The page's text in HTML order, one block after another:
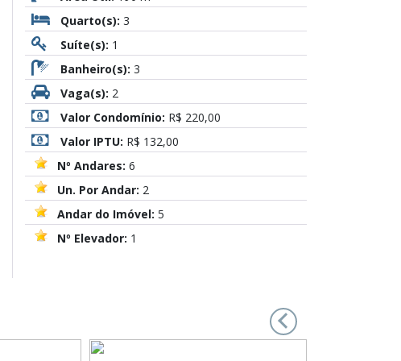
Quarto(s): 3
Suíte(s): 1
Banheiro(s): 3
Vaga(s): 2
Valor Condomínio: R$ 220,00
Valor IPTU: R$ 132,00
Nº Andares:6
Un. Por Andar: 2
Andar do Imóvel:5
Nº Elevador: 1
›